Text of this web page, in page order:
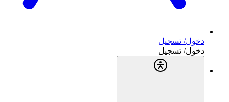
دخول/ تسجيل
دخول/ تسجيل